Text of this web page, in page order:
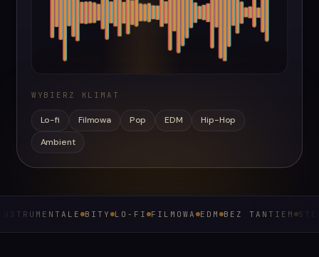
WYBIERZ KLIMAT
Lo-fi Filmowa Pop EDM
Hip-Hop
Ambient
BITY LO-FI FILMOWA EDM BEZ TANTIEM STEMY I